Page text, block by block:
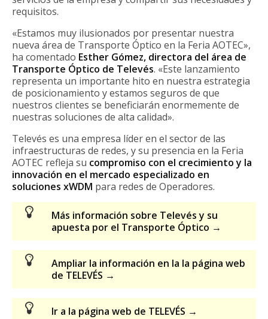
requisitos.
«Estamos muy ilusionados por presentar nuestra
nueva área de Transporte Óptico en la Feria AOTEC»,
ha comentado Esther Gómez, directora del área de
Transporte Óptico de Televés. «Este lanzamiento
representa un importante hito en nuestra estrategia
de posicionamiento y estamos seguros de que
nuestros clientes se beneficiarán enormemente de
nuestras soluciones de alta calidad».
Televés es una empresa líder en el sector de las
infraestructuras de redes, y su presencia en la Feria
AOTEC refleja su compromiso con el crecimiento y la
innovación en el mercado especializado en
soluciones xWDM para redes de Operadores.
Más información sobre Televés y su
apuesta por el Transporte Óptico →
Ampliar la información en la la página web
de TELEVÉS →
Ir a la página web de TELEVÉS →